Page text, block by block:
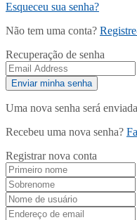
Esqueceu sua senha?
Não tem uma conta?
Recuperação de senha
Uma nova senha será
Recebeu uma nova senha?
Registrar nova conta